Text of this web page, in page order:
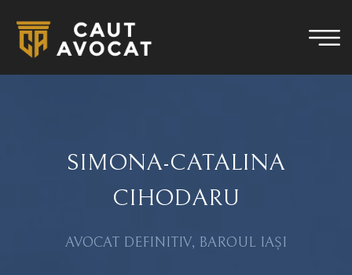
SIMONA-CATALINA
CIHODARU
AVOCAT DEFINITIV, BAROUL IAȘI